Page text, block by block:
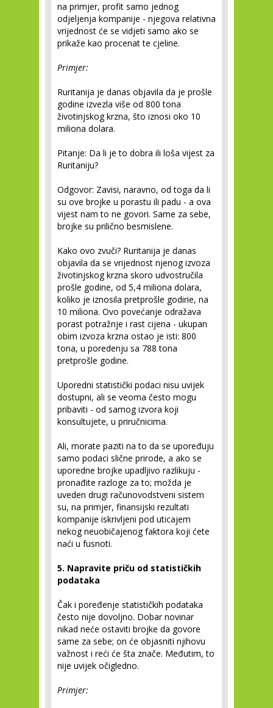
na primjer, profit samo jednog
odjeljenja kompanije - njegova relativna
vrijednost će se vidjeti samo ako se
prikaže kao procenat te cjeline.
Primjer:
Ruritanija je danas objavila da je prošle
godine izvezla više od 800 tona
životinjskog krzna, što iznosi oko 10
miliona dolara.
Pitanje: Da li je to dobra ili loša vijest za
Ruritaniju?
Odgovor: Zavisi, naravno, od toga da li
su ove brojke u porastu ili padu - a ova
vijest nam to ne govori. Same za sebe,
brojke su prilično besmislene.
Kako ovo zvuči? Ruritanija je danas
objavila da se vrijednost njenog izvoza
životinjskog krzna skoro udvostručila
prošle godine, od 5,4 miliona dolara,
koliko je iznosila pretprošle godirie, na
10 miliona. Ovo povećanje odražava
porast potražnje i rast cijena - ukupan
obim izvoza krzna ostao je isti: 800
tona, u poredenju sa 788 tona
pretprošle godine.
Uporedni statistički podaci nisu uvijek
dostupni, ali se veoma često mogu
pribaviti - od samog izvora koji
konsultujete, u priručnicima.
Ali, morate paziti na to da se upoređuju
samo podaci slične prirode, a ako se
uporedne brojke upadljivo razlikuju -
pronađite razloge za to; možda je
uveden drugi računovodstveni sistem
su, na primjer, finansijski rezultati
kompanije iskrivljeni pod uticajem
nekog neuobičajenog faktora koji ćete
naći u fusnoti.
5. Napravite priču od statističkih
podataka
Čak i poređenje statističkih podataka
često nije dovoljno. Dobar novinar
nikad neće ostaviti brojke da govore
same za sebe; on će objasniti njihovu
važnost i reći će šta znače. Međutim, to
nije uvijek očigledno.
Primjer: